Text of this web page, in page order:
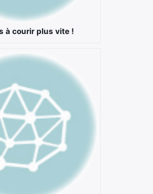
à courir plus vite !